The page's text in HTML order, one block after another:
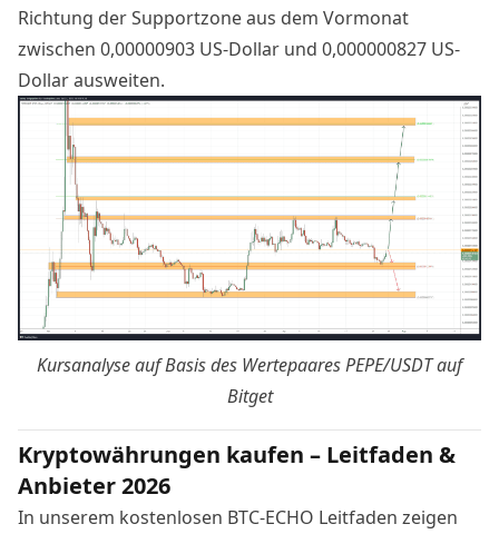
Richtung der Supportzone aus dem Vormonat
zwischen 0,00000903 US-Dollar und 0,000000827 US-
Dollar ausweiten.
Kursanalyse auf Basis des WertepaaresPEPE/USDT auf
Bitget
Kryptowährungen kaufen – Leitfaden &
Anbieter 2026
In unserem kostenlosen BTC-ECHO Leitfaden zeigen